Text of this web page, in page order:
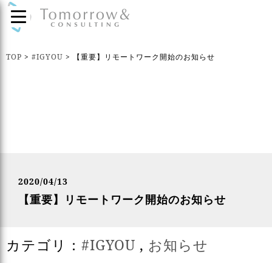
TOP > #IGYOU > 【重要】リモートワーク開始のお知らせ
2020/04/13
【重要】リモートワーク開始のお知らせ
カテゴリ： #IGYOU , お知らせ